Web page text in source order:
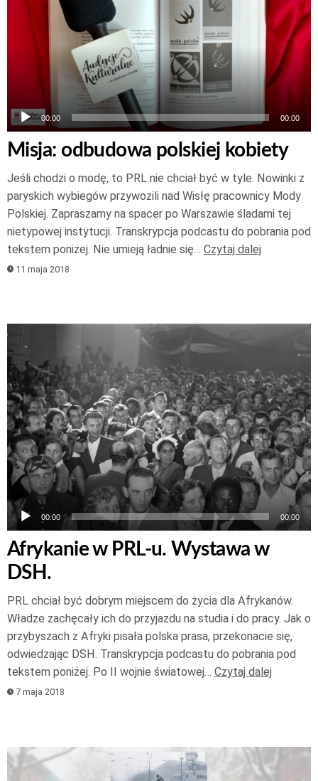
dźwiękowych
00:00 00:00
Misja: odbudowa polskiej kobiety
Jeśli chodzi o modę, to PRL nie chciał być w tyle. Nowinki z
paryskich wybiegów przywozili nad Wisłę pracownicy Mody
Polskiej. Zapraszamy na spacer po Warszawie śladami tej
nietypowej instytucji. Transkrypcja podcastu do pobrania pod
tekstem poniżej. Nie umieją ładnie się… Czytaj dalej
11 maja 2018
Odtwarzacz
plików
dźwiękowych
00:00 00:00
Afrykanie w PRL-u. Wystawa w
DSH.
PRL chciał być dobrym miejscem do życia dla Afrykanów.
Władze zachęcały ich do przyjazdu na studia i do pracy. Jak o
przybyszach z Afryki pisała polska prasa, przekonacie się,
odwiedzając DSH. Transkrypcja podcastu do pobrania pod
tekstem poniżej. Po II wojnie światowej… Czytaj dalej
7 maja 2018
Odtwarzacz